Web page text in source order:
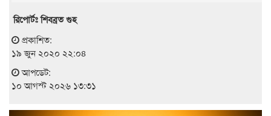
রিপোর্টঃ শিবব্রত গুহ
প্রকাশিত:
১৯ জুন ২০২০ ২২:০৪
আপডেট:
১০ আগস্ট ২০২৬ ১৩:৩১